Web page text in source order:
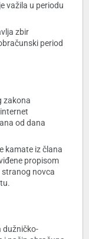
važila u periodu
zbir
period
zakona
od dana
kamate iz člana
propisom
stranog novca
dužničko-